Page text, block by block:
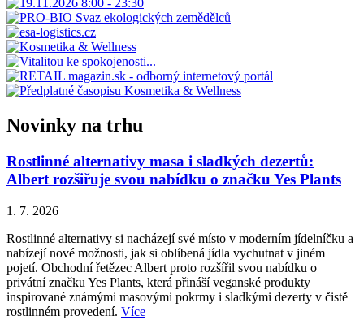
Novinky na trhu
Rostlinné alternativy masa i sladkých dezertů:
Albert rozšiřuje svou nabídku o značku Yes Plants
1. 7. 2026
Rostlinné alternativy si nacházejí své místo v moderním jídelníčku a
nabízejí nové možnosti, jak si oblíbená jídla vychutnat v jiném
pojetí. Obchodní řetězec Albert proto rozšířil svou nabídku o
privátní značku Yes Plants, která přináší veganské produkty
inspirované známými masovými pokrmy i sladkými dezerty v čistě
rostlinném provedení. Více